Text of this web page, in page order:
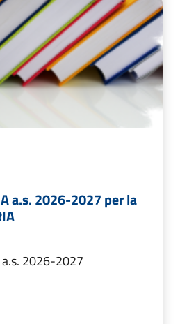
a.s. 2026-2027 per la
a.s. 2026-2027